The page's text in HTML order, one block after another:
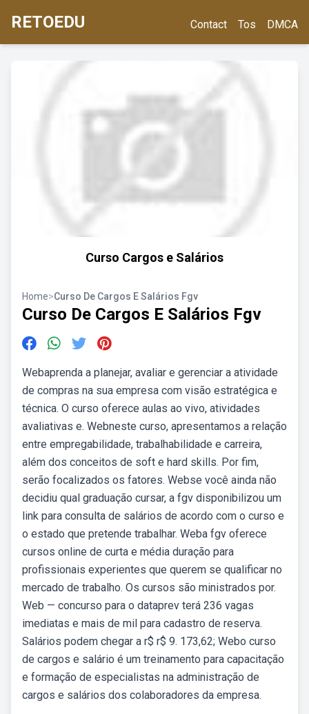
RETOEDU Contact Tos DMCA
Curso Cargos e Salários
Home>Curso De Cargos E Salários Fgv
Curso De Cargos E Salários Fgv
Webaprenda a planejar, avaliar e gerenciar a atividade
de compras na sua empresa com visão estratégica e
técnica. O curso oferece aulas ao vivo, atividades
avaliativas e. Webneste curso, apresentamos a relação
entre empregabilidade, trabalhabilidade e carreira,
além dos conceitos de soft e hard skills. Por fim,
serão focalizados os fatores. Webse você ainda não
decidiu qual graduação cursar, a fgv disponibilizou um
link para consulta de salários de acordo com o curso e
o estado que pretende trabalhar. Weba fgv oferece
cursos online de curta e média duração para
profissionais experientes que querem se qualificar no
mercado de trabalho. Os cursos são ministrados por.
Web — concurso para o dataprev terá 236 vagas
imediatas e mais de mil para cadastro de reserva.
Salários podem chegar a r$ r$ 9. 173,62; Webo curso
de cargos e salário é um treinamento para capacitação
e formação de especialistas na administração de
cargos e salários dos colaboradores da empresa.